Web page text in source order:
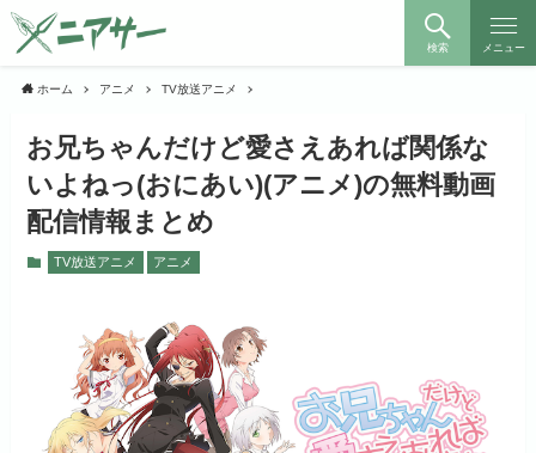
検索 メニュー
ホーム アニメ TV放送アニメ
お兄ちゃんだけど愛さえあれば関係な
いよねっ(おにあい)(アニメ)の無料動画
配信情報まとめ
TV放送アニメ アニメ